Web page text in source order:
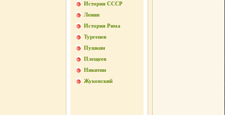
История СССР
Ленин
История Рима
Тургенев
Пушкин
Плещеев
Никитин
Жуковский